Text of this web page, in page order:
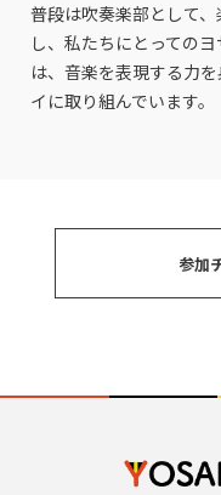
普段は吹奏楽部として
し、私たちにとっての
は、音楽を表現する力
イに取り組んでいます。
参加